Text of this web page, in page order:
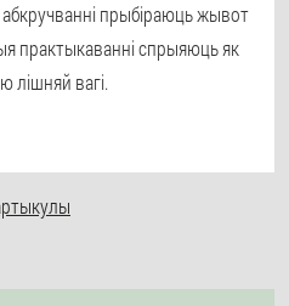
прыбіраюць жывот
практыкаванні спрыяюць як
лішняй вагі.